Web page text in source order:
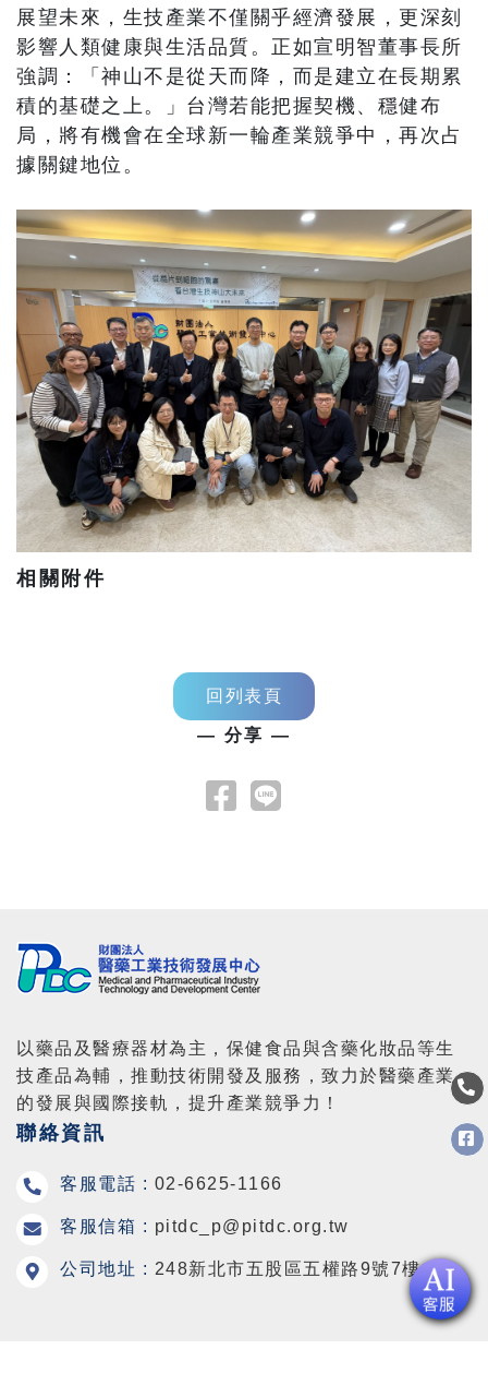
展望未來，生技產業不僅關乎經濟發展，更深刻
影響人類健康與生活品質。正如宣明智董事長所
強調：「神山不是從天而降，而是建立在長期累
積的基礎之上。」台灣若能把握契機、穩健布
局，將有機會在全球新一輪產業競爭中，再次占
據關鍵地位。
相關附件
回列表頁
— 分享 —
以藥品及醫療器材為主，保健食品與含藥化妝品等生
技產品為輔，推動技術開發及服務，致力於醫藥產業
的發展與國際接軌，提升產業競爭力！
聯絡資訊
客服電話 : 02-6625-1166
客服信箱 : pitdc_p@pitdc.org.tw
公司地址 : 248新北市五股區五權路9號7樓